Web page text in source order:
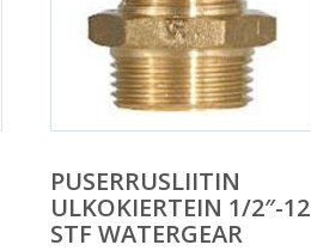
PUSERRUSLIITIN
ULKOKIERTEIN 1/2″-12
STF WATERGEAR